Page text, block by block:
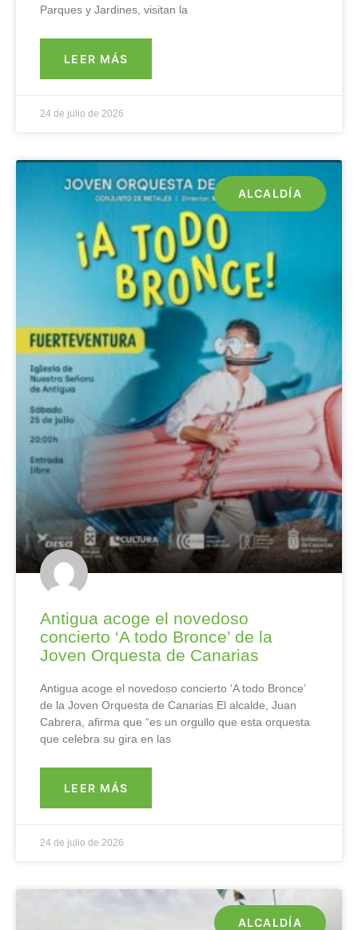
Parques y Jardines, visitan la
LEER MÁS
24 de julio de 2026
ALCALDÍA
Antigua acoge el novedoso
concierto ‘A todo Bronce’ de la
Joven Orquesta de Canarias
Antigua acoge el novedoso concierto ‘A todo Bronce’
de la Joven Orquesta de Canarias El alcalde, Juan
Cabrera, afirma que “es un orgullo que esta orquesta
que celebra su gira en las
LEER MÁS
24 de julio de 2026
ALCALDÍA